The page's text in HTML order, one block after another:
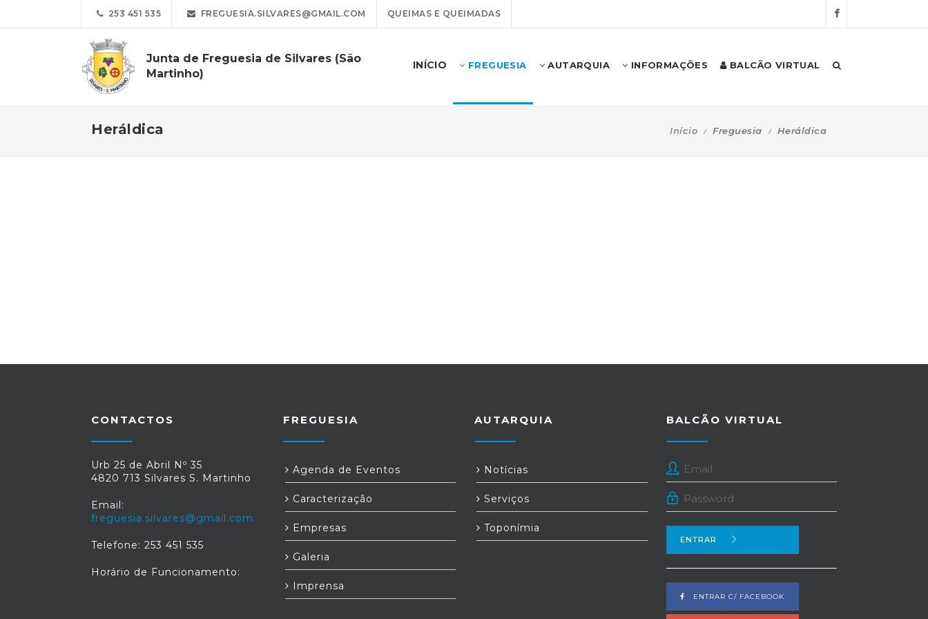
253 451 535 FREGUESIA.SILVARES@GMAIL.COM QUEIMAS E QUEIMADAS
Junta de Freguesia de Silvares (São
Martinho)
INÍCIO FREGUESIA AUTARQUIA INFORMAÇÕES BALCÃO VIRTUAL
Heráldica Início Freguesia Heráldica
CONTACTOS
Urb 25 de Abril Nº 35
4820 713 Silvares S. Martinho
Email:
freguesia.silvares@gmail.com
Telefone: 253 451 535
Horário de Funcionamento:
FREGUESIA
Agenda de Eventos
Caracterização
Empresas
Galeria
Imprensa
AUTARQUIA
Notícias
Serviços
Toponímia
BALCÃO VIRTUAL
ENTRAR
ENTRAR C/ FACEBOOK